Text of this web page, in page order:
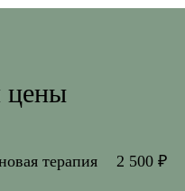
цены
терапия
2 500 ₽